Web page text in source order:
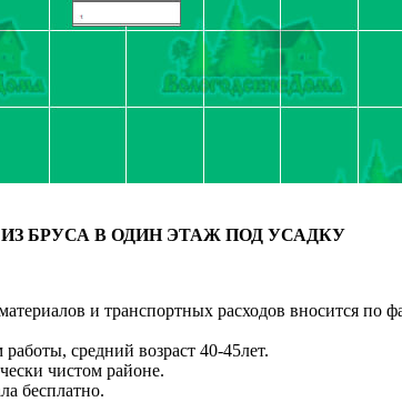
БРУСА В ОДИН ЭТАЖ ПОД УСАДКУ
и транспортных расходов вносится по
средний возраст 40-45лет.
чистом районе.
бесплатно.